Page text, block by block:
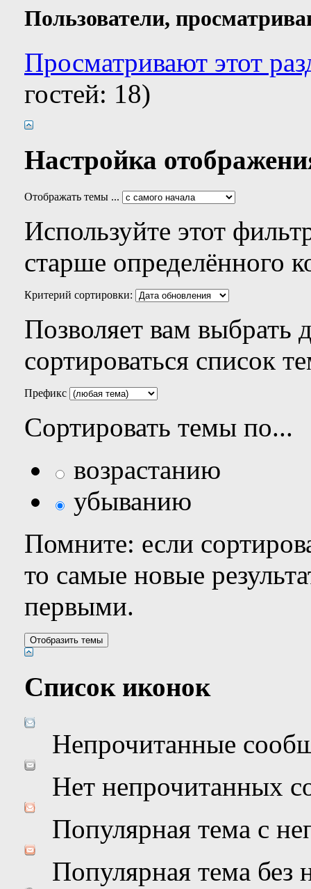
Пользователи,
Просматривают этот
гостей: 18)
Настройка
Отображать темы ...
Используйте этот
старше определённого
Критерий сортировки:
Позволяет вам выбрать
сортироваться список
Префикс
Сортировать темы по...
возрастанию
убыванию
Помните: если
то самые новые
первыми.
Список иконок
Непрочитанные
Нет непрочитанных
Популярная тема с
Популярная тема